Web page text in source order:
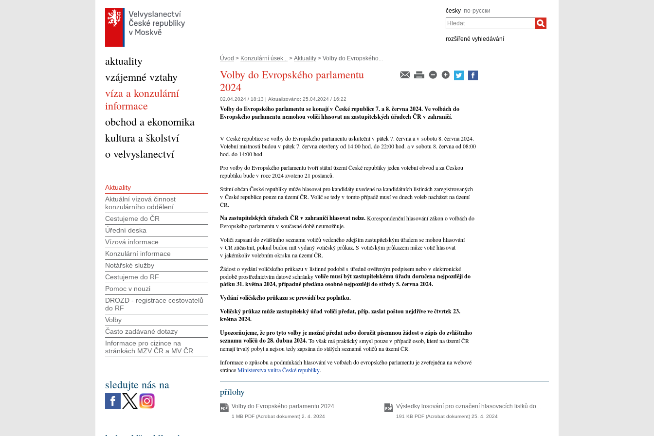
česky по-русски
Hledat
rozšířené vyhledávání
Úvod > Konzulární úsek... > Aktuality > Volby do Evropského...
Volby do Evropského parlamentu
2024
02.04.2024 / 18:13 | Aktualizováno: 25.04.2024 / 16:22
Volby do Evropského parlamentu se konají v České republice 7. a 8. června 2024. Ve volbách do
Evropského parlamentu nemohou voliči hlasovat na zastupitelských úřadech ČR v zahraničí.
V České republice se volby do Evropského parlamentu uskuteční v pátek 7. června a v sobotu 8. června 2024.
Volební místnosti budou v pátek 7. června otevřeny od 14:00 hod. do 22:00 hod. a v sobotu 8. června od 08:00
hod. do 14:00 hod.
Pro volby do Evropského parlamentu tvoří státní území České republiky jeden volební obvod a za Českou
republiku bude v roce 2024 zvoleno 21 poslanců.
Státní občan České republiky může hlasovat pro kandidáty uvedené na kandidátních listinách zaregistrovaných
v České republice pouze na území ČR. Volič se tedy v tomto případě musí ve dnech voleb nacházet na území
ČR.
Na zastupitelských úřadech ČR v zahraničí hlasovat nelze.Korespondenční hlasování zákon o volbách do
Evropského parlamentu v současné době neumožňuje.
Voliči zapsaní do zvláštního seznamu voličů vedeného zdejším zastupitelským úřadem se mohou hlasování
v ČR zúčastnit, pokud budou mít vydaný voličský průkaz. S voličským průkazem může volič hlasovat
v jakémkoliv volebním okrsku na území ČR.
Žádost o vydání voličského průkazu v listinné podobě s úředně ověřeným podpisem nebo v elektronické
podobě prostřednictvím datové schránkyvoliče musí být zastupitelskému úřadu doručena nejpozději do
pátku 31. května 2024, případně předána osobně nejpozději do středy 5. června 2024.
Vydání voličského průkazu se provádí bez poplatku.
Voličský průkaz může zastupitelský úřad voliči předat, příp. zaslat poštou nejdříve ve čtvrtek 23.
května 2024.
Upozorňujeme, že pro tyto volby je možné předat nebo doručit písemnou žádost o zápis do zvláštního
seznamu voličů do 28. dubna 2024.To však má praktický smysl pouze v případě osob, které na území ČR
nemají trvalý pobyt a nejsou tedy zapsána do stálých seznamů voličů na území ČR.
Informace o způsobu a podmínkách hlasování ve volbách do evropského parlamentu je zveřejněna na webové
stránceMinisterstva vnitra České republiky.
přílohy
Volby do Evropského parlamentu 2024
1 MB PDF (Acrobat dokument) 2. 4. 2024
Výsledky losování pro označení hlasovacích listků do...
191 KB PDF (Acrobat dokument) 25. 4. 2024
aktuality
vzájemné vztahy
víza a konzulární
informace
obchod a ekonomika
kultura a školství
o velvyslanectví
Aktuality
Aktuální vízová činnost
konzulárního oddělení
Cestujeme do ČR
Úřední deska
Vízová informace
Konzulární informace
Notářské služby
Cestujeme do RF
Pomoc v nouzi
DROZD - registrace cestovatelů
do RF
Volby
Často zadávané dotazy
Informace pro cizince na
stránkách MZV ČR а MV ČR
sledujte nás na